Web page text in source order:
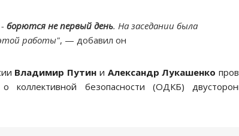
борются не первый день. На заседании была
работы", — добавил он
Владимир Путин и Александр Лукашенко
безопасности (ОДКБ)